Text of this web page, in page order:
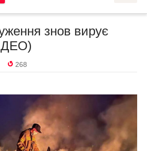
знов вирує
268